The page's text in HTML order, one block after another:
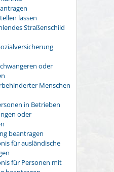
lassen
Straßenschild
oder
Menschen
in Betrieben
oder
beantragen
für ausländische
für Personen mit